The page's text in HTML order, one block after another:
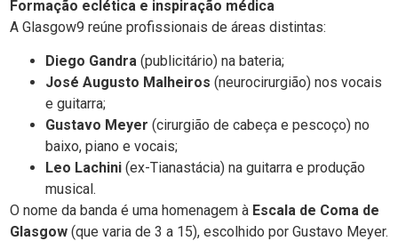
Formação eclética e inspiração médica
A Glasgow9 reúne profissionais de áreas distintas:
Diego Gandra (publicitário) na bateria;
José Augusto Malheiros (neurocirurgião) nos vocais
e guitarra;
Gustavo Meyer (cirurgião de cabeça e pescoço) no
baixo, piano e vocais;
Leo Lachini (ex-Tianastácia) na guitarra e produção
musical.
O nome da banda é uma homenagem à Escala de Coma de
Glasgow (que varia de 3 a 15), escolhido por Gustavo Meyer.